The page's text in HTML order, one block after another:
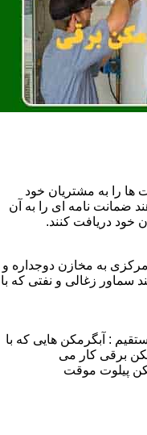
ها را به مشتریان خود
ضمانت نامه ای را به آن
خود دریافت کنند.
به مخازن دوجداره و
زغالی و نفتی که با
آنی دیواری,آبگرمکن های مخزن دار,آبگرمکن های بدون مخزن نیز می گویند.2) آبگرمکن های مستقیم : آبگرمکن هایی که با
برقی کار می
),آبگرمکن پیلوت موقت